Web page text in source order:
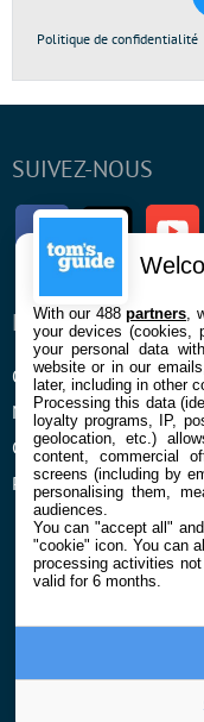
Politique de confidentialité
SUIVEZ-NOUS
FacebookTwitter
ENTREPRISE
Qui sommes nous
Mentions légales et
Confidentialité et
Préférences cookies
With our 488partners ,
your devices (cookies,
your personal data
website or in our
later, including in other
Processing this data
loyalty programs, IP,
geolocation, etc.)
content, commercial
screens (including by
personalising them,
audiences.
You can "accept all"
"cookie" icon. You can
processing activities
valid for 6 months.